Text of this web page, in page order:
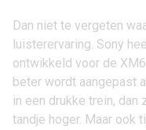
Dan niet te vergeten
luisterervaring. Sony
ontwikkeld voor de
beter wordt aangepast
in een drukke trein,
tandje hoger. Maar ook